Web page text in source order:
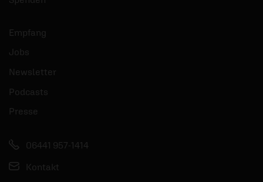
Empfang
Jobs
Newsletter
Podcasts
Presse
06441 957-1414
Kontakt